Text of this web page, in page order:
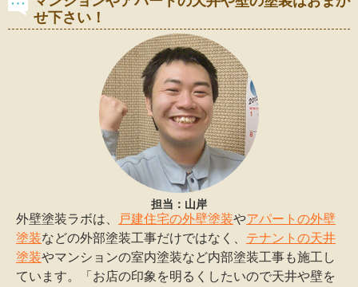
せ下さい！
担当：山岸
外壁塗装ラボは、 戸建住宅の外壁塗装やアパートの外壁
塗装などの外部塗装工事だけではなく、 テナントの天井
塗装やマンションの室内塗装など内部塗装工事も施工し
ています。「お店の印象を明るくしたいので天井や壁を